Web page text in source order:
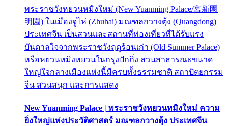
พระราชวังหยวนหมิงใหม่ (New Yuanming Palace/宮新園
明園) ในเมืองจูไห่ (Zhuhai) มณฑลกวางตุ้ง (Quangdong)
ประเทศจีน เป็นสวนและสถานที่ท่องเที่ยวที่ได้รับแรง
บันดาลใจจากพระราชวังฤดูร้อนเก่า (Old Summer Palace)
หรือหยวนหมิงหยวนในกรุงปักกิ่ง สวนสาธารณะขนาด
ใหญ่ใจกลางเมืองแห่งนี้มีครบทั้งธรรมชาติ สถาปัตยกรรม
จีน สวนสนุก และการแสดง
New Yuanming Palace | พระราชวังหยวนหมิงใหม่ ความ
ยิ่งใหญ่แห่งประวัติศาสตร์ มณฑลกวางตุ้ง ประเทศจีน